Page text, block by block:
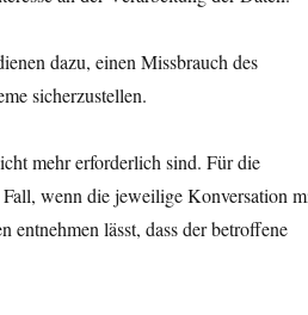
dazu, einen Missbrauch des
sicherzustellen.
mehr erforderlich sind. Für die
Fall, wenn die jeweilige Konversation
entnehmen lässt, dass der betroffene